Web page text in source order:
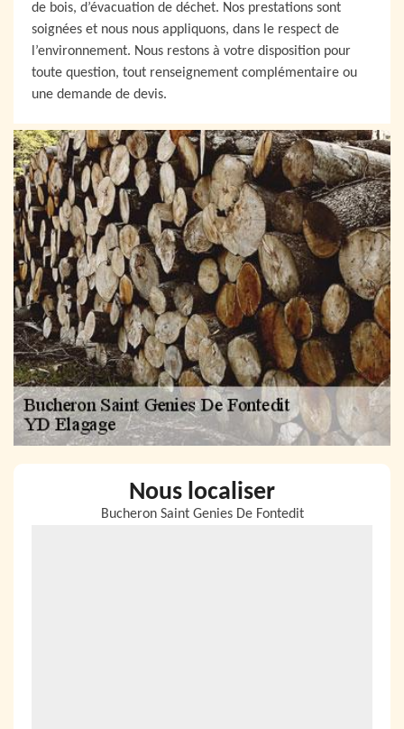
de bois, d’évacuation de déchet. Nos prestations sont
soignées et nous nous appliquons, dans le respect de
l’environnement. Nous restons à votre disposition pour
toute question, tout renseignement complémentaire ou
une demande de devis.
Nous localiser
Bucheron Saint Genies De Fontedit